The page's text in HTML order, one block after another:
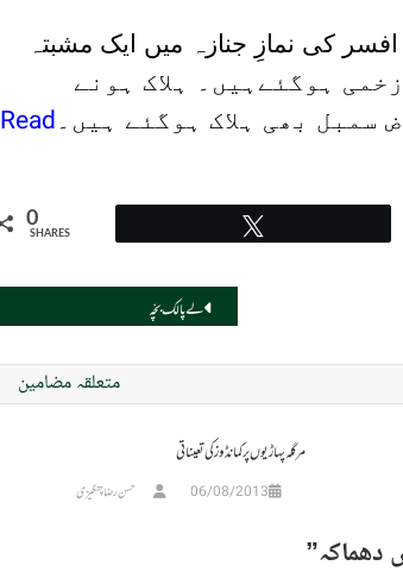
کی نمازِ جنازہ میں ایک مشبتہ
ہوگئےہیں۔ ہلاک ہونے
سمبل بھی ہلاک ہوگئے ہیں۔ Read
0
SHARES
لے پالک بچّہ
متعلقہ مضامین
مرگلہ پہاڑیوں پر کمانڈوز کی تعیناتی
06/08/2013 حسن رضا چنگیزی
دھماکہ”